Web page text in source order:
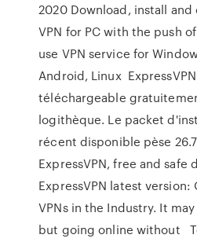
2020 Download, install
VPN for PC with the push
use VPN service for
Android, Linux ExpressVPN
téléchargeable
logithèque. Le packet
récent disponible pèse 26.7
ExpressVPN, free and safe
ExpressVPN latest
VPNs in the Industry. It
but going online without